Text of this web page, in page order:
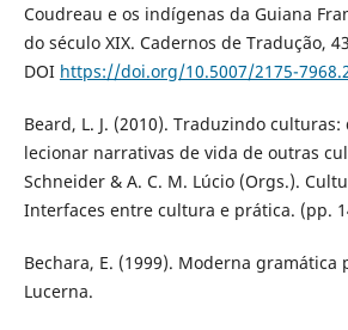
Coudreau e os indígenas da Guiana
do século XIX. Cadernos de Tradução,
DOI https://doi.org/10.5007/2175-
Beard, L. J. (2010). Traduzindo
lecionar narrativas de vida de outras
Schneider & A. C. M. Lúcio (Orgs.).
Interfaces entre cultura e prática. (pp.
Bechara, E. (1999). Moderna gramática
Lucerna.